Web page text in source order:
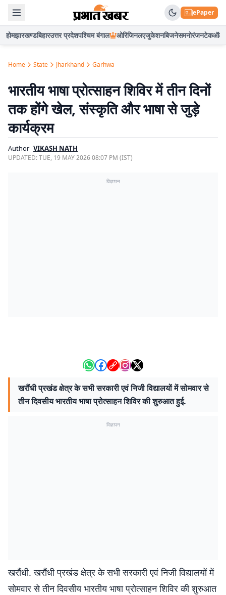
ePaper
होमझारखण्डबिहारउत्तर प्रदेशपश्चिम बंगाल ओरिजिनलएजुकेशनबिजनेसमनोरंजनटेकऑटो
Home State Jharkhand Garhwa
भारतीय भाषा प्रोत्साहन शिविर में तीन दिनों
तक होंगे खेल, संस्कृति और भाषा से जुड़े
कार्यक्रम
Author VIKASH NATH
UPDATED:TUE, 19 MAY 2026 08:07 PM (IST)
विज्ञापन
खरौंधी प्रखंड क्षेत्र के सभी सरकारी एवं निजी विद्यालयों में सोमवार से
तीन दिवसीय भारतीय भाषा प्रोत्साहन शिविर की शुरुआत हुई.
विज्ञापन
खरौंधी. खरौंधी प्रखंड क्षेत्र के सभी सरकारी एवं निजी विद्यालयों में
सोमवार से तीन दिवसीय भारतीय भाषा प्रोत्साहन शिविर की शुरुआत